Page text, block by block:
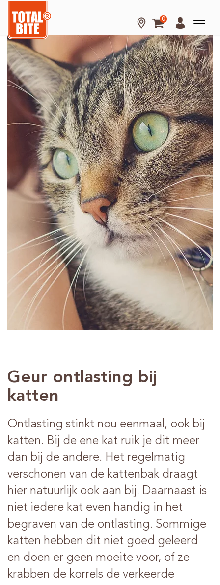
0
Hond
Kat
Knaagdier
Over
Total
Bite
Kennisbank
Tips
Advies
Verkooppunten
Contact
Geur ontlasting bij
katten
Ontlasting stinkt nou eenmaal, ook bij
katten. Bij de ene kat ruik je dit meer
dan bij de andere. Het regelmatig
verschonen van de kattenbak draagt
hier natuurlijk ook aan bij. Daarnaast is
niet iedere kat even handig in het
begraven van de ontlasting. Sommige
katten hebben dit niet goed geleerd
en doen er geen moeite voor, of ze
krabben de korrels de verkeerde